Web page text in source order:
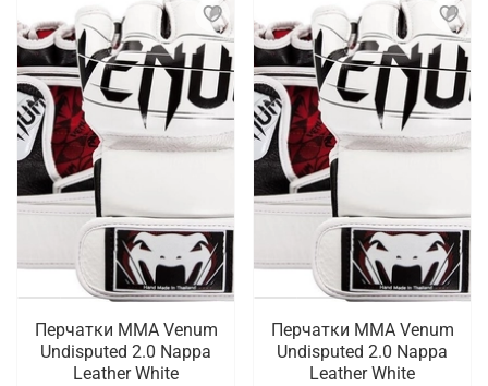
Перчатки ММА Venum
Undisputed 2.0 Nappa
Leather White
Перчатки ММА Venum
Undisputed 2.0 Nappa
Leather White